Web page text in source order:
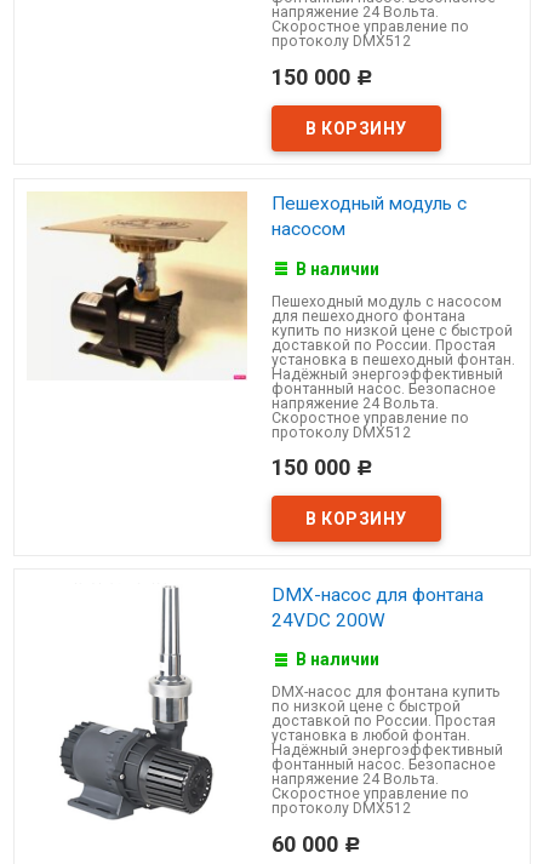
напряжение 24 Вольта.
Скоростное управление по
протоколу DMX512
150 000 Р
Пешеходный модуль с
насосом
В наличии
Пешеходный модуль с насосом
для пешеходного фонтана
купить по низкой цене с быстрой
доставкой по России. Простая
установка в пешеходный фонтан.
Надёжный энергоэффективный
фонтанный насос. Безопасное
напряжение 24 Вольта.
Скоростное управление по
протоколу DMX512
150 000 Р
DMX-насос для фонтана
24VDC 200W
В наличии
DMX-насос для фонтана купить
по низкой цене с быстрой
доставкой по России. Простая
установка в любой фонтан.
Надёжный энергоэффективный
фонтанный насос. Безопасное
напряжение 24 Вольта.
Скоростное управление по
протоколу DMX512
60 000 Р